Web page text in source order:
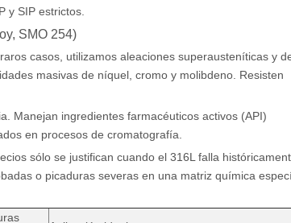
y SIP estrictos.
SMO 254)
casos, utilizamos aleaciones superausteníticas y
masivas de níquel, cromo y molibdeno. Resisten
Manejan ingredientes farmacéuticos activos (API)
en procesos de cromatografía.
sólo se justifican cuando el 316L falla
o picaduras severas en una matriz química